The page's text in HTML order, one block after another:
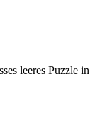
leeres Puzzle in